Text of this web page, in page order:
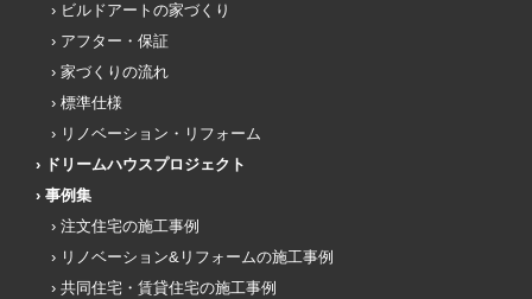
ビルドアートの家づくり
アフター・保証
家づくりの流れ
標準仕様
リノベーション・リフォーム
ドリームハウスプロジェクト
事例集
注文住宅の施工事例
リノベーション&リフォームの施工事例
共同住宅・賃貸住宅の施工事例